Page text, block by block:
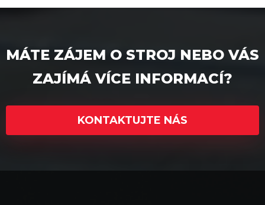
MÁTE ZÁJEM O STROJ NEBO VÁS
ZAJÍMÁ VÍCE INFORMACÍ?
KONTAKTUJTE NÁS